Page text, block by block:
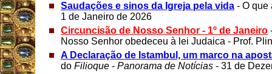
Saudações e sinos da Igreja pela vida - O que
1 de Janeiro de 2026
Circuncisão de Nosso Senhor - 1º de Janeiro
Nosso Senhor obedeceu à lei Judaica - Prof.
A Declaração de Istambul, um marco na
do Filioque - Panorama de Notícias - 31 de